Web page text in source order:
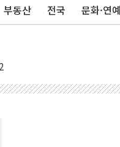
부동산 전국 문화·연예
한 표면 부식 물질"
에 진화...외국인 노동자 숨져
피해 최소화 '총력 대응'
박스권…美 암호화폐 법안
자 2665명·사망 23명
코스피 '휘청'